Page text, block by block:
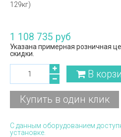
129кг)
1 108 735 руб
Указана примерная розничная
скидки.
В
Купить в один клик
С данным оборудованием
установке.